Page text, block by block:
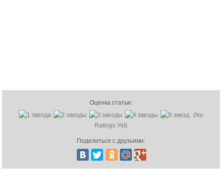
Оценка статьи:
(No
Ratings Yet)
Поделиться с друзьями: